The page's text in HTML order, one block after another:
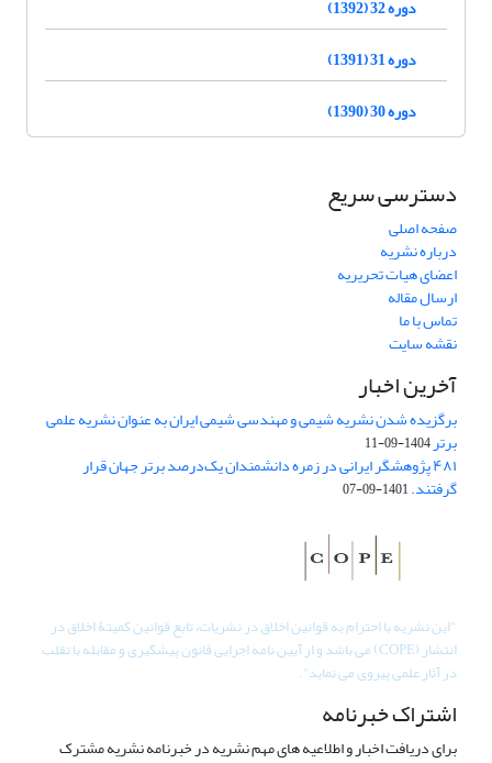
دوره 32 (1392)
دوره 31 (1391)
دوره 30 (1390)
دسترسی سریع
صفحه اصلی
درباره نشریه
اعضای هیات تحریریه
ارسال مقاله
تماس با ما
نقشه سایت
آخرین اخبار
برگزیده شدن نشریه شیمی و مهندسی شیمی ایران به عنوان نشریه علمی
برتر1404-09-11
۴۸۱ پژوهشگر ایرانی در زمره دانشمندان یک‌درصد برتر جهان قرار
گرفتند.1401-09-07
"این نشریه با احترام به قوانین اخلاق در نشریات، تابع قوانین کمیتۀ اخلاق در
انتشار (COPE) می باشد و از آیین نامه اجرایی قانون پیشگیری و مقابله با تقلب
در آثار علمی پیروی می نماید".
اشتراک خبرنامه
برای دریافت اخبار و اطلاعیه های مهم نشریه در خبرنامه نشریه مشترک